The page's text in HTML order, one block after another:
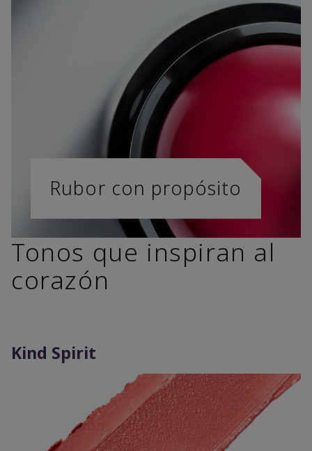
Rubor con propósito
Tonos que inspiran al
corazón
Kind Spirit